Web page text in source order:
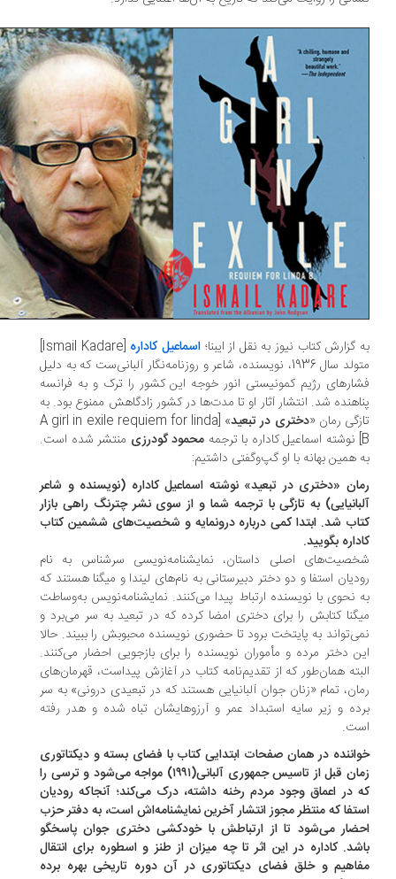
گزارش کتاب نیوز به نقل از ایبنا؛اسماعیل کاداره
[Ismail Kadare]
متولد سال 1936، نویسنده، شاعر و روزنامه‌نگار آلبانی‌ست که به دلیل
رژیم کمونیستی انور خوجه این کشور را ترک و به فرانسه
شد. انتشار آثار او تا مدت‌ها در کشور زادگاهش ممنوع بود. به
رمان « دختری در تبعید
» [A girl in exile requiem for linda
محمود گودرزیمنتشر شده است.
همین بهانه با او گپ‌وگفتی داشتیم:
«دختری در تبعید» نوشته اسماعیل کاداره (نویسنده و شاعر
به تازگی با ترجمه شما و از سوی نشر چترنگ راهی بازار
شد. ابتدا کمی درباره درونمایه و شخصیت‌های ششمین کتاب
بگویید.
اصلی داستان، نمایشنامه‌نویسی سرشناس به نام
استفا و دو دختر دبیرستانی به نام‌های لیندا و میگنا هستند که
نحوی با نویسنده ارتباط پیدا می‌کنند. نمایشنامه‌نویس به‌وساطت
کتابش را برای دختری امضا کرده که در تبعید به سر می‌برد و
به پایتخت برود تا حضوری نویسنده‌ محبوبش را ببیند. حالا
دختر مرده و مأموران نویسنده را برای بازجویی احضار می‌کنند.
همان‌طور که از تقدیم‌نامه‌ کتاب در آغازش پیداست، قهرمان‌های
تمام «زنان جوان آلبانیایی هستند که در تبعیدی درونی» به سر
و زیر سایه استبداد عمر و آرزوهایشان تباه شده و هدر رفته
در همان صفحات ابتدایی کتاب با فضای بسته و دیکتاتوری
زمان قبل از تاسیس جمهوری آلبانی(۱۹۹۱) مواجه می‌شود و ترسی را
در اعماق وجود مردم رخنه داشته، درک می‌کند؛ آنجاکه رودیان
که منتظر مجوز انتشار آخرین نمایشنامه‌اش است، به دفتر حزب
می‌شود تا از ارتباطش با خودکشی دختری جوان پاسخگو
کاداره در این اثر تا چه میزان از طنز و اسطوره برای انتقال
و خلق فضای دیکتاتوری در آن دوره تاریخی بهره برده